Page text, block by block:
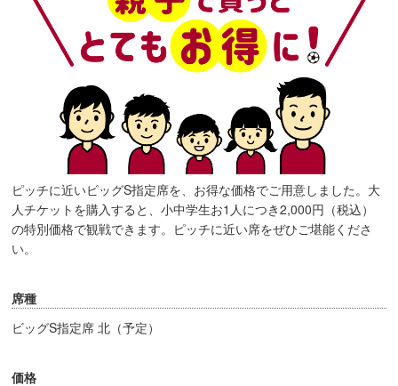
ピッチに近いビッグS指定席を、お得な価格でご用意しました。大
人チケットを購入すると、小中学生お1人につき2,000円（税込）
の特別価格で観戦できます。ピッチに近い席をぜひご堪能くださ
い。
席種
ビッグS指定席 北（予定）
価格